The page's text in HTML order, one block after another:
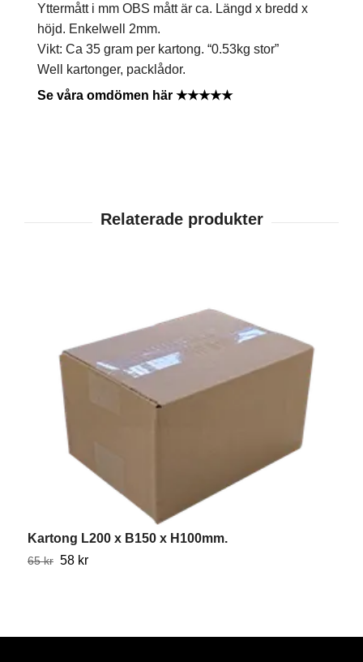
Yttermått i mm OBS mått är ca. Längd x bredd x
höjd. Enkelwell 2mm.
Vikt: Ca 35 gram per kartong. “0.53kg stor”
Well kartonger, packlådor.
Se våra omdömen här ★★★★★
Kartong L200 x B150 x H100mm.
65 kr 58 kr